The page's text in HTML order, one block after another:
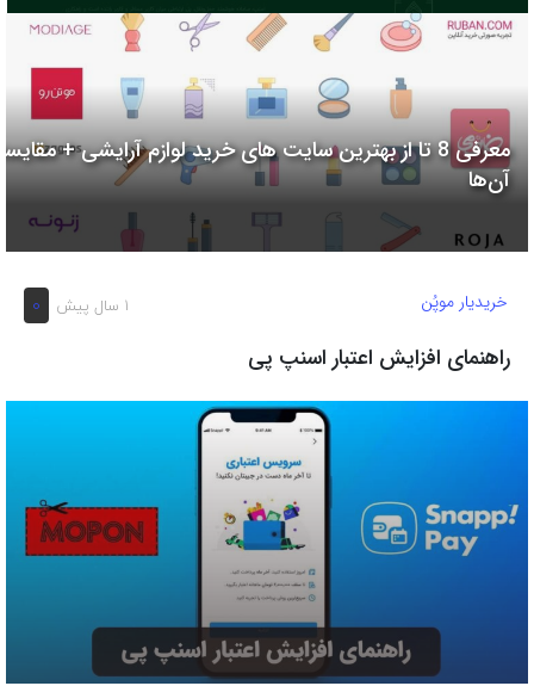
بگذارید.
لینک
معرفی 8 تا از بهترین سایت های خرید لوازم آرایشی +
آن‌ها
1 سال پیش 0 خریدیار موپُن
راهنمای افزایش اعتبار اسنپ پی